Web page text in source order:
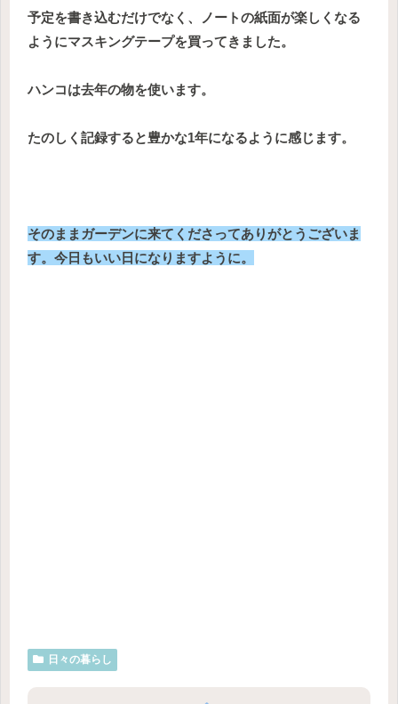
予定を書き込むだけでなく、ノートの紙面が楽しくなる
ようにマスキングテープを買ってきました。
ハンコは去年の物を使います。
たのしく記録すると豊かな1年になるように感じます。
そのままガーデンに来てくださってありがとうございま
す。今日もいい日になりますように。
日々の暮らし